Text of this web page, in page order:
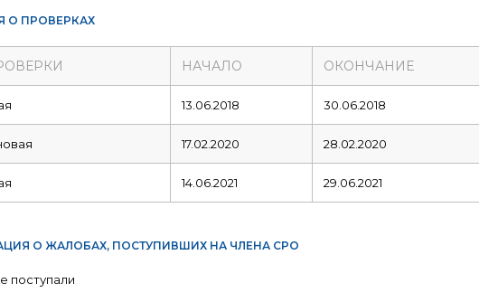
О ПРОВЕРКАХ
НАЧАЛО ОКОНЧАНИЕ
13.06.2018 30.06.2018
17.02.2020 28.02.2020
14.06.2021 29.06.2021
О ЖАЛОБАХ, ПОСТУПИВШИХ НА ЧЛЕНА СРО
поступали